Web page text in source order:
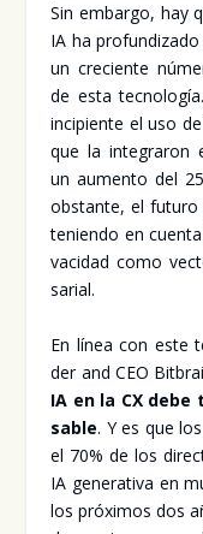
Sin embar­go, hay
IA ha
un cre­cien­te
de esta
inci­pien­te el uso
que la inte­gra­ron
un aumen­to del
obs­tan­te, el futu­ro
tenien­do en
va­ci­dad como
sa­rial.
En línea con este
der and CEO
IA en la CX
sa­ble. Y es que
el 70% de los
IA gene­ra­ti­va en
los pró­xi­mos dos